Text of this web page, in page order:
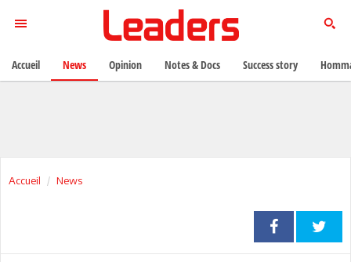
Accueil News
Accueil News Opinion Notes & Docs Success story